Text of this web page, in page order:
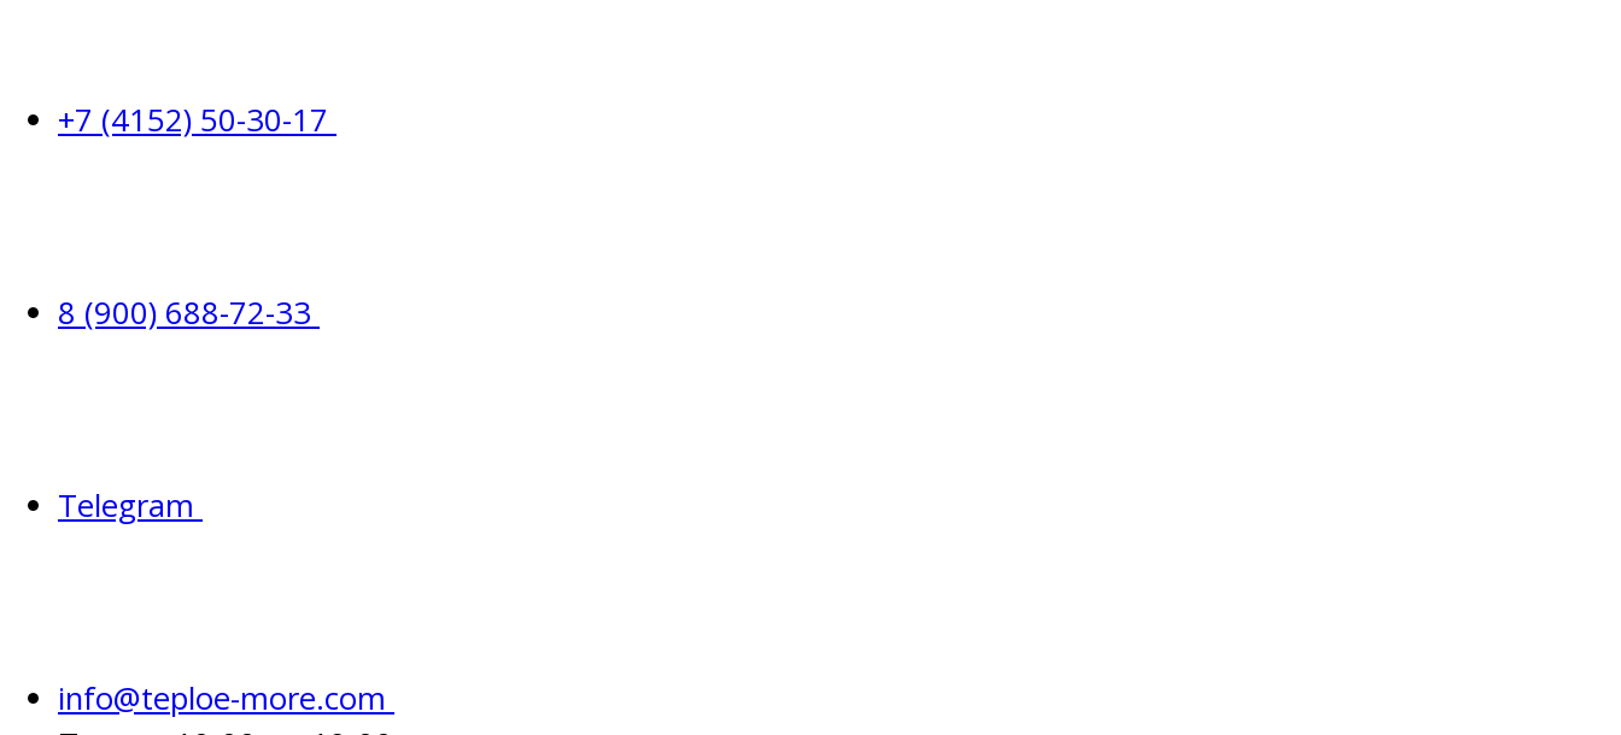
+7 (4152) 50-30-17
8 (900) 688-72-33
Telegram
info@teploe-more.com